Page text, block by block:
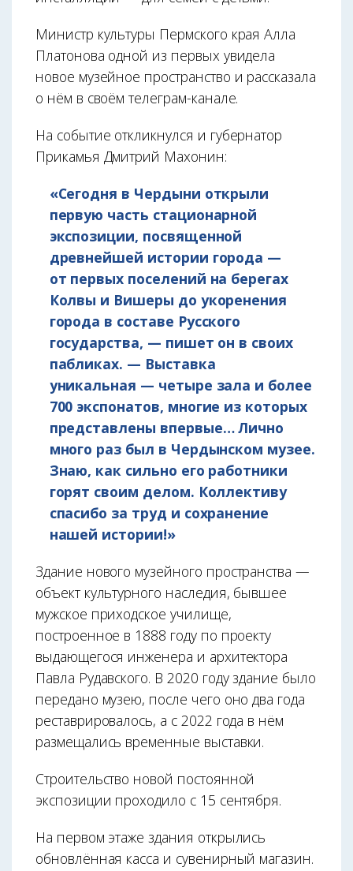
Министр культуры Пермского края Алла
Платонова одной из первых увидела
новое музейное пространство и рассказала
о нём в своём телеграм-канале.
На событие откликнулся и губернатор
Прикамья Дмитрий Махонин:
«Сегодня в Чердыни открыли
первую часть стационарной
экспозиции, посвященной
древнейшей истории города —
от первых поселений на берегах
Колвы и Вишеры до укоренения
города в составе Русского
государства, — пишет он в своих
пабликах. — Выставка
уникальная — четыре зала и более
700 экспонатов, многие из которых
представлены впервые… Лично
много раз был в Чердынском музее.
Знаю, как сильно его работники
горят своим делом. Коллективу
спасибо за труд и сохранение
нашей истории!»
Здание нового музейного пространства —
объект культурного наследия, бывшее
мужское приходское училище,
построенное в 1888 году по проекту
выдающегося инженера и архитектора
Павла Рудавского. В 2020 году здание было
передано музею, после чего оно два года
реставрировалось, а с 2022 года в нём
размещались временные выставки.
Строительство новой постоянной
экспозиции проходило с 15 сентября.
На первом этаже здания открылись
обновлённая касса и сувенирный магазин.